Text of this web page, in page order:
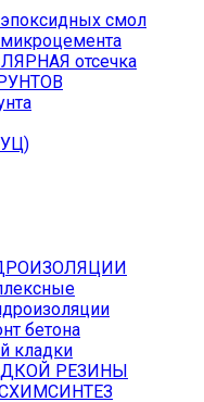
смол
отсечка
бетона
кладки
РЕЗИНЫ